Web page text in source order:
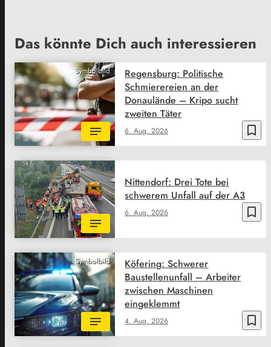
Das könnte Dich auch interessieren
Symbolbild
bookmark_border
6. Aug. 2026
Regensburg: Politische
Schmierereien an der
Donaulände – Kripo sucht
zweiten Täter
bookmark_border
6. Aug. 2026
Nittendorf: Drei Tote bei
schwerem Unfall auf der A3
Symbolbild
bookmark_border
4. Aug. 2026
Köfering: Schwerer
Baustellenunfall – Arbeiter
zwischen Maschinen
eingeklemmt